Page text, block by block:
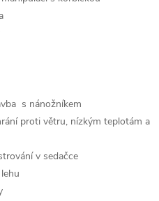
s nánožníkem
proti větru, nízkým teplotám a
v sedačce